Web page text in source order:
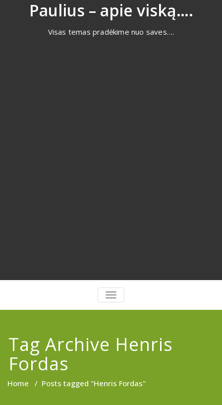
Paulius – apie viską….
Visas temas pradėkime nuo saves….
PERJUNGTI
NAVIGACIJĄ
Tag Archive Henris
Fordas
Home / Posts tagged "Henris Fordas"